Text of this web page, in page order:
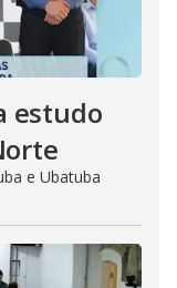
estudo
e Ubatuba